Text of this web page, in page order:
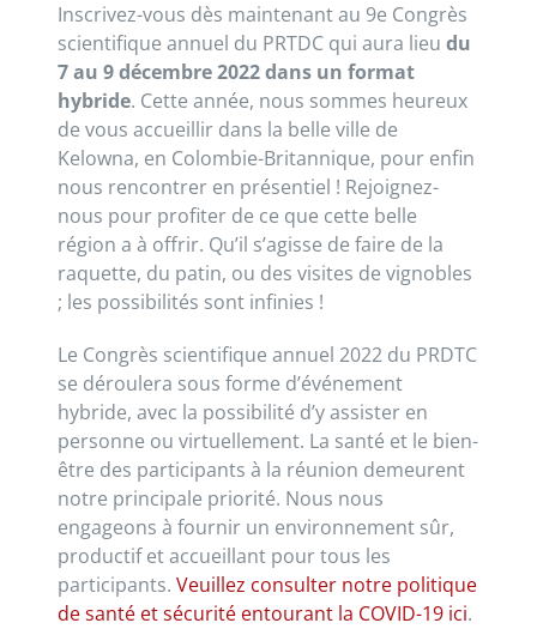
Inscrivez-vous dès maintenant au 9e Congrès
scientifique annuel du PRTDC qui aura lieu du
7 au 9 décembre 2022 dans un format
hybride. Cette année, nous sommes heureux
de vous accueillir dans la belle ville de
Kelowna, en Colombie-Britannique, pour enfin
nous rencontrer en présentiel ! Rejoignez-
nous pour profiter de ce que cette belle
région a à offrir. Qu’il s’agisse de faire de la
raquette, du patin, ou des visites de vignobles
; les possibilités sont infinies !
Le Congrès scientifique annuel 2022 du PRDTC
se déroulera sous forme d’événement
hybride, avec la possibilité d’y assister en
personne ou virtuellement. La santé et le bien-
être des participants à la réunion demeurent
notre principale priorité. Nous nous
engageons à fournir un environnement sûr,
productif et accueillant pour tous les
participants. Veuillez consulter notre politique
de santé et sécurité entourant la COVID-19 ici.